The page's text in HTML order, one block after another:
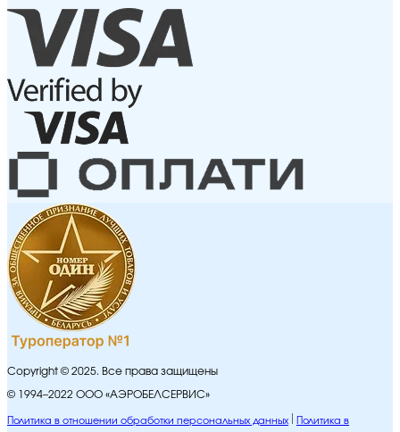
Copyright © 2025. Все права защищены
© 1994–2022 ООО «АЭРОБЕЛСЕРВИС»
Политика в отношении обработки персональных данных
Политика в